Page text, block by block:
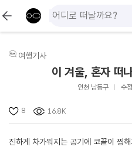
여행기사
이 겨울, 혼자 떠
인천 남동구 수
8 16.8K
진하게 차가워지는 공기에 코끝이 찡